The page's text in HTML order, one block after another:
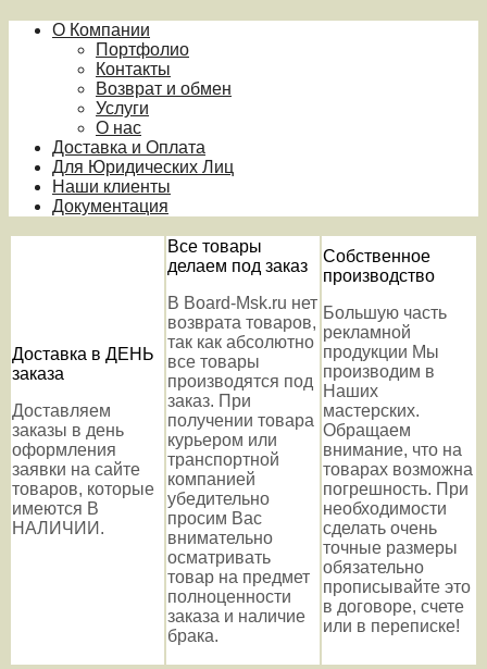
О Компании
Портфолио
Контакты
Возврат и обмен
Услуги
О нас
Доставка и Оплата
Для Юридических Лиц
Наши клиенты
Документация
Доставка в ДЕНЬ
заказа
Доставляем
заказы в день
оформления
заявки на сайте
товаров, которые
имеются В
НАЛИЧИИ.
Все товары
делаем под заказ
В Board-Msk.ru нет
возврата товаров,
так как абсолютно
все товары
производятся под
заказ. При
получении товара
курьером или
транспортной
компанией
убедительно
просим Вас
внимательно
осматривать
товар на предмет
полноценности
заказа и наличие
брака.
Собственное
производство
Большую часть
рекламной
продукции Мы
производим в
Наших
мастерских.
Обращаем
внимание, что на
товарах возможна
погрешность. При
необходимости
сделать очень
точные размеры
обязательно
прописывайте это
в договоре, счете
или в переписке!